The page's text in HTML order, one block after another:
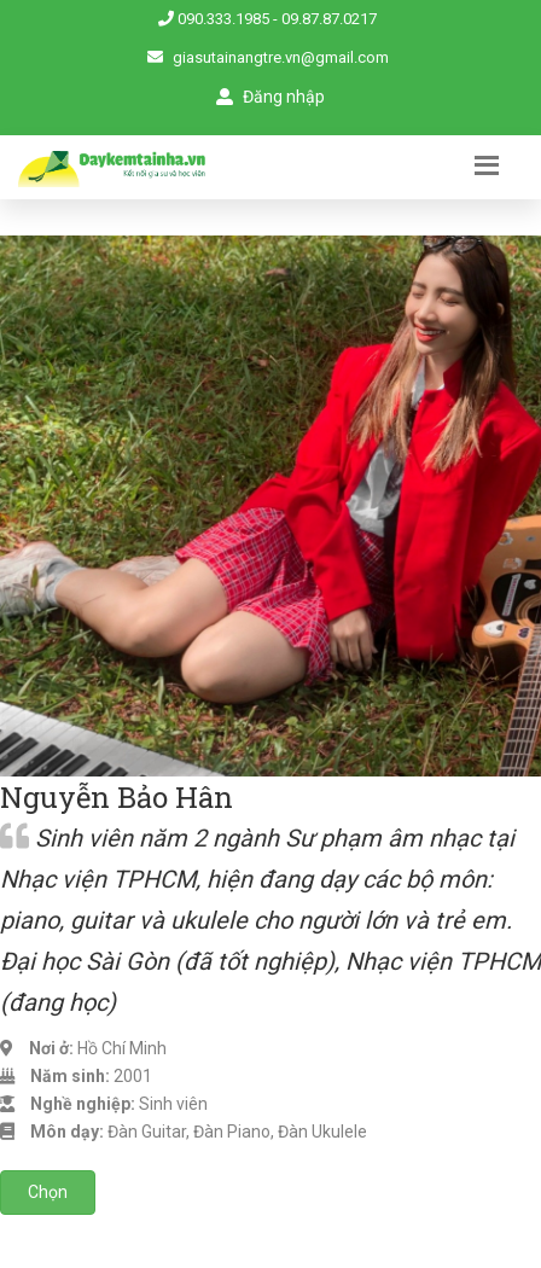
090.333.1985 - 09.87.87.0217
giasutainangtre.vn@gmail.com
Đăng nhập
Nguyễn Bảo Hân
Sinh viên năm 2 ngành Sư phạm âm nhạc tại
Nhạc viện TPHCM, hiện đang dạy các bộ môn:
piano, guitar và ukulele cho người lớn và trẻ em.
Đại học Sài Gòn (đã tốt nghiệp), Nhạc viện TPHCM
(đang học)
Nơi ở: Hồ Chí Minh
Năm sinh: 2001
Nghề nghiệp: Sinh viên
Môn dạy: Đàn Guitar, Đàn Piano, Đàn Ukulele
Chọn